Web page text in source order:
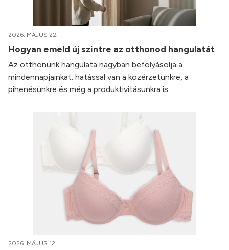
2026. MÁJUS 22.
Hogyan emeld új szintre az otthonod hangulatát
Az otthonunk hangulata nagyban befolyásolja a
mindennapjainkat: hatással van a közérzetünkre, a
pihenésünkre és még a produktivitásunkra is.
2026. MÁJUS 12.